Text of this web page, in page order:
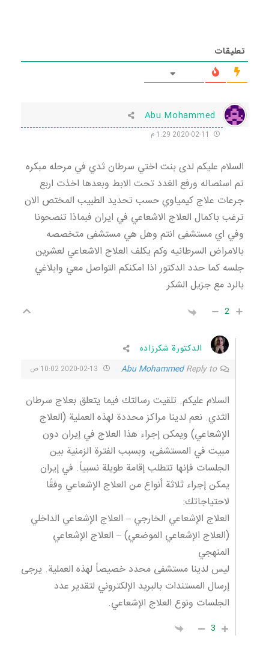
تعليقات
Abu Mohammed
السلام عليكم لدى بنت اختي سرطان ثدي في مرحله مبكره
تم اسئصاله ورفع الغدد تحت الابط وبعدها اخذت اربع
جرعات علاج كيمياوي حسب تحديد الطبيب المختص الان
ترغب باكمال العلاج الاشعاعي في ايران فبماذا تنصحونا
وفي اي مستشفى انتم وهل هي مستشفى متخصصه
بالامراض السرطانيه وكم يكلف العلاج الاشعاعي لعشرين
جلسه كما حدد الدكتور اذا امكنكم التواصل معي وابلاغي
بالرد مع جزيل الشكر
2
الدكتورة شكرزاده
Reply to
Abu Mohammed
السلام عليكم. تلقيت رسالتك فيما يتعلق بعلاج سرطان
الثدي. نعم لدينا مراكز محددة لهذه العملية (العلاج
الإشعاعي) ويمكن إجراء هذا العلاج في إيران دون
مبيت في المستشفى، وبسبب الفترة الزمنية بين
الجلسات فإنها تتطلب إقامة طويلة نسبياً. في إيران
يمكن إجراء ثلاثة أنواع من العلاج الإشعاعي وفقًا
لاحتياجاتك:
العلاج الإشعاعي الخارجي – العلاج الإشعاعي الداخلي
(العلاج الإشعاعي الموضعي) – العلاج الإشعاعي
المنهجي
ليس لدينا مستشفى محدد خصيصاً لهذه العملية. يرجى
إرسال المستندات بالبريد الإلكتروني لتقدير عدد
الجلسات ونوع العلاج الإشعاعي.
3